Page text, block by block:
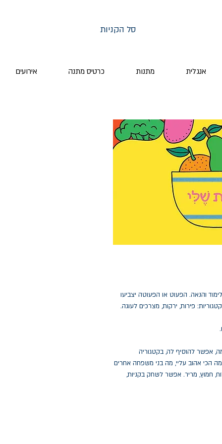
סל הקניות
אנגלית מתנות כרטיס מתנה אירועים
והנאה. הפעוט או הפעוטה יצביעו
פירות, ירקות, מצרכים לעוגה.
אפשר להוסיף לה, בקטגוריה
הכי אהוב עליי, מה בני משפחה אחרים
חמוץ, מריר. אפשר לשחק בקניות,